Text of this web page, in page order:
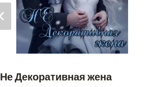
Не Декоративная жена